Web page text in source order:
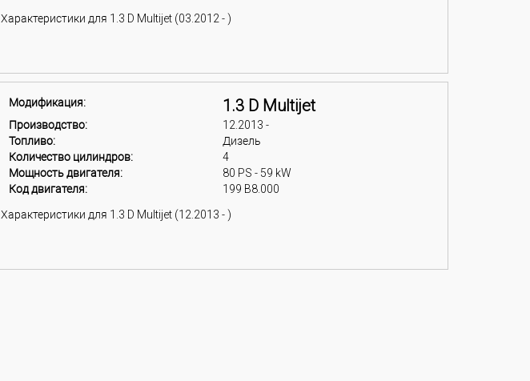
Характеристики для 1.3 D Multijet (03.2012 - )
Модификация: 1.3 D Multijet
Производство:
12.2013 -
Топливо:
Дизель
Количество цилиндров:
4
Мощность двигателя:
80 PS - 59 kW
Код двигателя:
199 B8.000
Характеристики для 1.3 D Multijet (12.2013 - )